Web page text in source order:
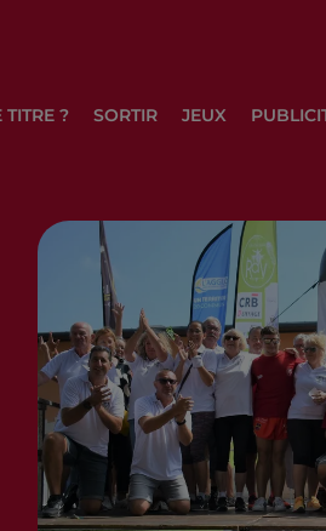
TITRE ? SORTIR JEUX